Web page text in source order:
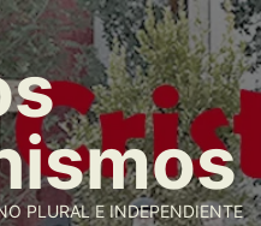
PLURAL E INDEPENDIENTE